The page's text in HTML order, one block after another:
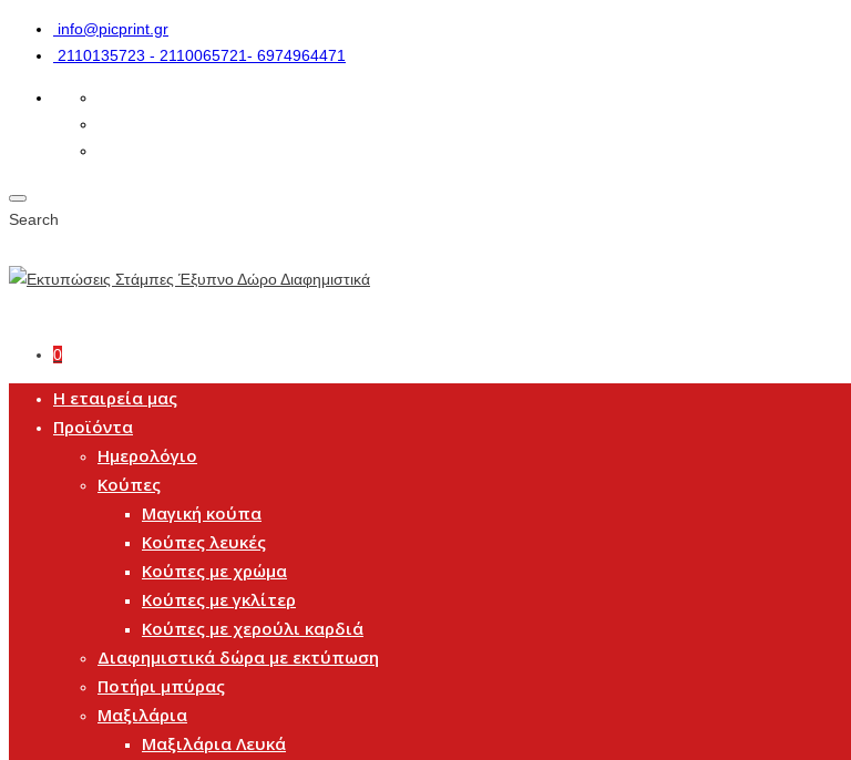
info@picprint.gr
2110135723 - 2110065721- 6974964471
Search
0
Η εταιρεία μας
Προϊόντα
Ημερολόγιο
Κούπες
Μαγική κούπα
Κούπες λευκές
Κούπες με χρώμα
Κούπες με γκλίτερ
Κούπες με χερούλι καρδιά
Διαφημιστικά δώρα με εκτύπωση
Ποτήρι μπύρας
Μαξιλάρια
Μαξιλάρια Λευκά